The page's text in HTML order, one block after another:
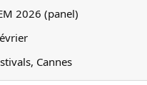
2026 (panel)
Cannes